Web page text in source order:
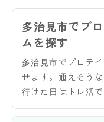
多治見市でプ
ムを探す
多治見市でプロテ
せます。通えそう
行けた日はトレ活で